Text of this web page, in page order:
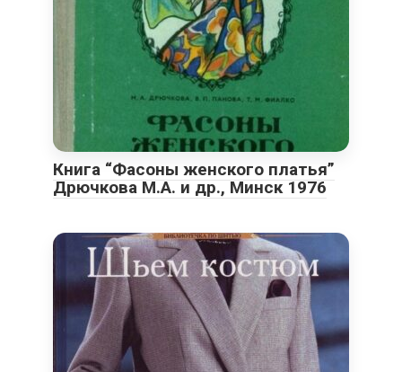
Книга “Фасоны женского платья”
Дрючкова М.А. и др., Минск 1976